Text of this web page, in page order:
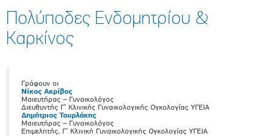
Πολύποδες Ενδομητρίου &
Καρκίνος
Γράφουν οι
Νίκος Ακρίβος
Μαιευτήρας – Γυναικολόγος
Διευθυντής Γ’ Κλινικής Γυναικολογικής Ογκολογίας ΥΓΕΙΑ
Δημήτριος Τουρλάκης
Μαιευτήρας – Γυναικολόγος
Επιμελητής, Γ’ Κλινική Γυναικολογικής Ογκολογίας ΥΓΕΙΑ